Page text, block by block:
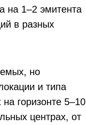
на 1–2 эмитента
в разных
но
и типа
горизонте 5–10
центрах, от